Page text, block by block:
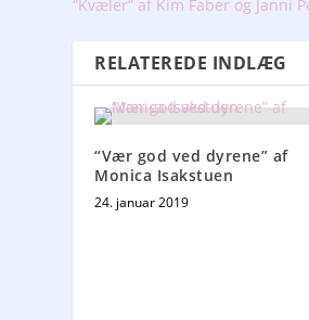
“Kvæler” af Kim Faber og Janni
RELATEREDE INDLÆG
“Vær god ved dyrene” af
Monica Isakstuen
24. januar 2019